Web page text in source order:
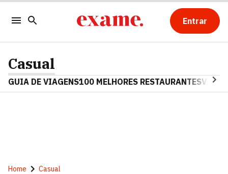
Entrar
Casual
GUIA DE VIAGENS100 MELHORES RESTAURANTES
Home Casual